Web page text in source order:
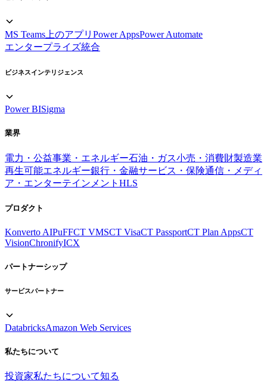
MS Teams上のアプリ Power AppsPower Automate
エンタープライズ統合
ビジネスインテリジェンス
Power BISigma
業界
電力・公益事業・エネルギー石油・ガス小売・消費財製造業
再生可能エネルギー銀行・金融サービス・保険通信・メディ
ア・エンターテインメント HLS
プロダクト
Konverto AIPuFFCT VMSCT VisaCT PassportCT Plan AppsCT
VisionChronifyICX
パートナーシップ
サービスパートナー
DatabricksAmazon Web Services
私たちについて
投資家私たちについて知る